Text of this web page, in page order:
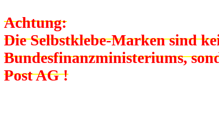
Achtung:
Die Selbstklebe-Marken sind
Bundesfinanzministeriums,
Post AG !